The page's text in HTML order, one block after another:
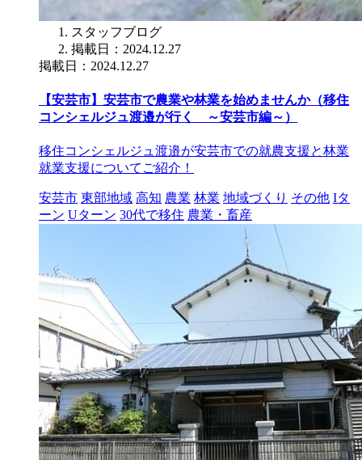
スタッフブログ
掲載日：2024.12.27
掲載日：2024.12.27
【安芸市】安芸市で農業や林業を始めませんか（移住
コンシェルジュ渡邉が行く ～安芸市編～）
移住コンシェルジュ渡邉が安芸市での就農支援と林業
就業支援についてご紹介！
安芸市 東部地域 高知 農業 林業 地域づくり その他 Iタ
ーン Uターン 30代で移住 農業・畜産